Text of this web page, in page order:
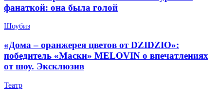
фанаткой: она была голой
Шоубиз
«Дома – оранжерея цветов от DZIDZIO»:
победитель «Маски» MELOVIN о впечатлениях
от шоу. Эксклюзив
Театр